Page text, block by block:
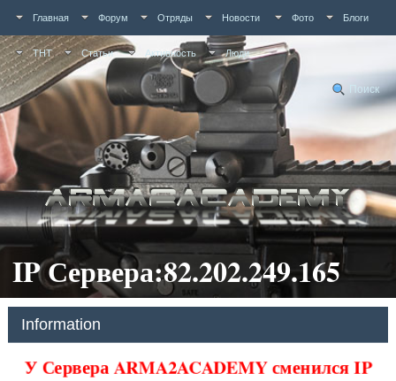
Главная Форум Отряды Новости Фото Блоги
ТНТ Статьи Активность Люди
Поиск
IP Сервера:82.202.249.165
Information
У Сервера ARMA2ACADEMY сменился IP